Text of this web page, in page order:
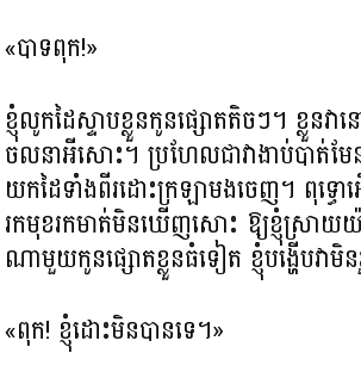
«បាទពុក!»
ខ្ញុំលូកដៃស្ទាបខ្លួនកូនផ្សោតតិចៗ។ ខ្លួនវាន
ចលនាអីសោះ។ ប្រហែលជាវាងាប់បាត់ម
យកដៃទាំងពីរដោះក្រឡាមងចេញ។ ពុទ្ធ
រកមុខរកមាត់មិនឃើញសោះ ឱ្យខ្ញុំស្រាយ
ណាមួយកូនផ្សោតខ្លួនធំទៀត ខ្ញុំបង្ហើបវាមិ
«ពុក! ខ្ញុំដោះមិនបានទេ។»